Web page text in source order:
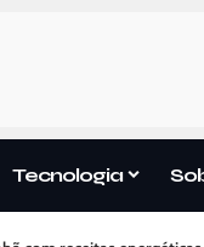
Tecnologia